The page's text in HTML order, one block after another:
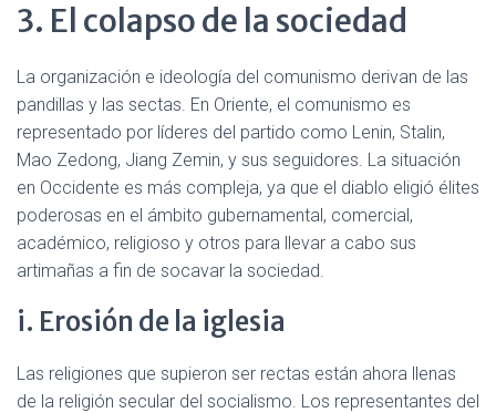
3. El colapso de la sociedad
La organización e ideología del comunismo derivan de las
pandillas y las sectas. En Oriente, el comunismo es
representado por líderes del partido como Lenin, Stalin,
Mao Zedong, Jiang Zemin, y sus seguidores. La situación
en Occidente es más compleja, ya que el diablo eligió élites
poderosas en el ámbito gubernamental, comercial,
académico, religioso y otros para llevar a cabo sus
artimañas a fin de socavar la sociedad.
i. Erosión de la iglesia
Las religiones que supieron ser rectas están ahora llenas
de la religión secular del socialismo. Los representantes del